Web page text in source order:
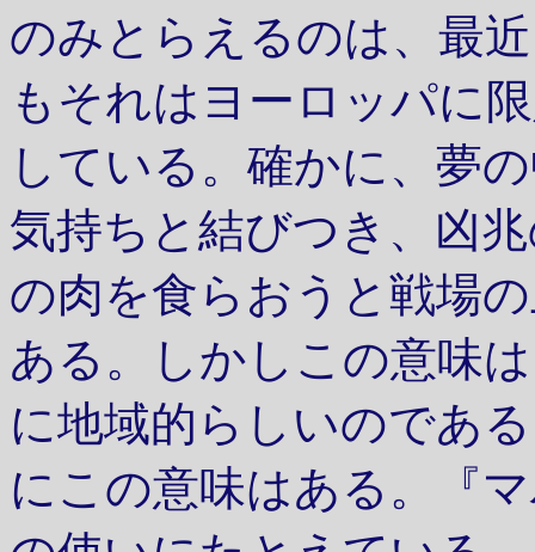
のみとらえるのは、最
もそれはヨーロッパに
している。確かに、夢
気持ちと結びつき、凶
の肉を食らおうと戦場
ある。しかしこの意味
に地域的らしいのであ
にこの意味はある。『